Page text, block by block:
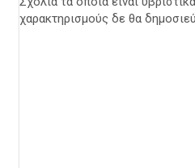
χαρακτηρισμούς δε θα